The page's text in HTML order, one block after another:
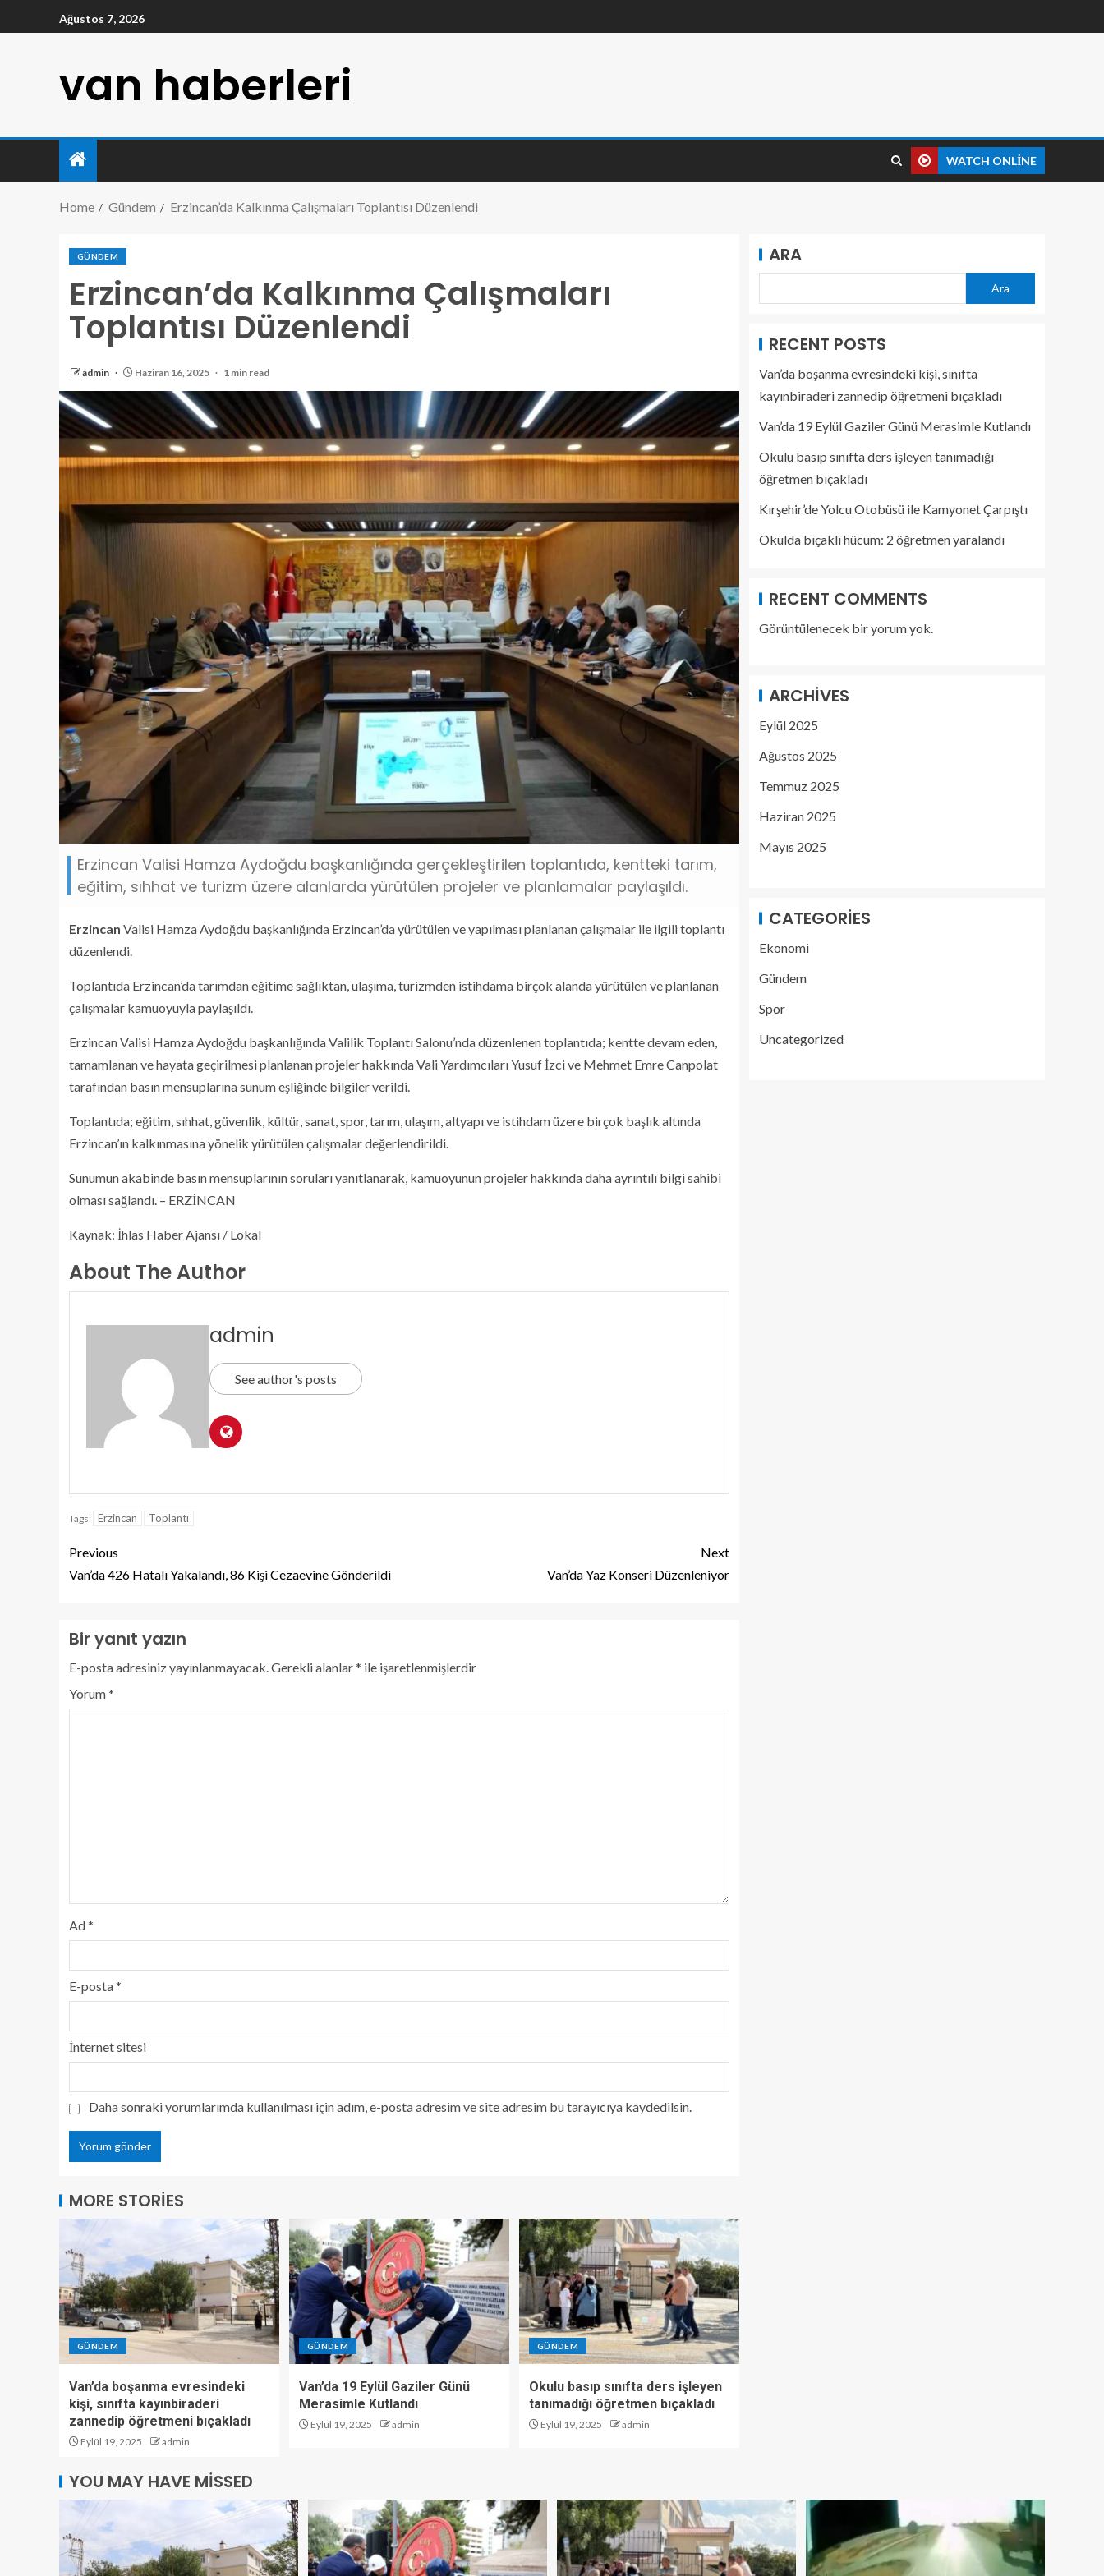
Ağustos 7, 2026
van haberleri
WATCH ONLINE
Home Gündem Erzincan’da Kalkınma Çalışmaları Toplantısı Düzenlendi
GÜNDEM
Erzincan’da Kalkınma Çalışmaları
Toplantısı Düzenlendi
admin Haziran 16, 2025 1 min read
Erzincan Valisi Hamza Aydoğdu başkanlığında gerçekleştirilen toplantıda, kentteki tarım,
eğitim, sıhhat ve turizm üzere alanlarda yürütülen projeler ve planlamalar paylaşıldı.
Erzincan Valisi Hamza Aydoğdu başkanlığında Erzincan’da yürütülen ve yapılması planlanan çalışmalar ile ilgili toplantı
düzenlendi.
Toplantıda Erzincan’da tarımdan eğitime sağlıktan, ulaşıma, turizmden istihdama birçok alanda yürütülen ve planlanan
çalışmalar kamuoyuyla paylaşıldı.
Erzincan Valisi Hamza Aydoğdu başkanlığında Valilik Toplantı Salonu’nda düzenlenen toplantıda; kentte devam eden,
tamamlanan ve hayata geçirilmesi planlanan projeler hakkında Vali Yardımcıları Yusuf İzci ve Mehmet Emre Canpolat
tarafından basın mensuplarına sunum eşliğinde bilgiler verildi.
Toplantıda; eğitim, sıhhat, güvenlik, kültür, sanat, spor, tarım, ulaşım, altyapı ve istihdam üzere birçok başlık altında
Erzincan’ın kalkınmasına yönelik yürütülen çalışmalar değerlendirildi.
Sunumun akabinde basın mensuplarının soruları yanıtlanarak, kamuoyunun projeler hakkında daha ayrıntılı bilgi sahibi
olması sağlandı. – ERZİNCAN
Kaynak: İhlas Haber Ajansı / Lokal
About The Author
admin
See author's posts
Tags: Erzincan Toplantı
Previous
Van’da 426 Hatalı Yakalandı, 86 Kişi Cezaevine Gönderildi
Next
Van’da Yaz Konseri Düzenleniyor
Bir yanıt yazın
E-posta adresiniz yayınlanmayacak.Gerekli alanlar* ile işaretlenmişlerdir
Yorum*
Ad*
E-posta*
İnternet sitesi
Daha sonraki yorumlarımda kullanılması için adım, e-posta adresim ve site adresim bu tarayıcıya kaydedilsin.
MORE STORIES
GÜNDEM
Van’da boşanma evresindeki
kişi, sınıfta kayınbiraderi
zannedip öğretmeni bıçakladı
Eylül 19, 2025 admin
GÜNDEM
Van’da 19 Eylül Gaziler Günü
Merasimle Kutlandı
Eylül 19, 2025 admin
GÜNDEM
Okulu basıp sınıfta ders işleyen
tanımadığı öğretmen bıçakladı
Eylül 19, 2025 admin
ARA
Ara
RECENT POSTS
Van’da boşanma evresindeki kişi, sınıfta
kayınbiraderi zannedip öğretmeni bıçakladı
Van’da 19 Eylül Gaziler Günü Merasimle Kutlandı
Okulu basıp sınıfta ders işleyen tanımadığı
öğretmen bıçakladı
Kırşehir’de Yolcu Otobüsü ile Kamyonet Çarpıştı
Okulda bıçaklı hücum: 2 öğretmen yaralandı
RECENT COMMENTS
Görüntülenecek bir yorum yok.
ARCHIVES
Eylül 2025
Ağustos 2025
Temmuz 2025
Haziran 2025
Mayıs 2025
CATEGORIES
Ekonomi
Gündem
Spor
Uncategorized
YOU MAY HAVE MISSED